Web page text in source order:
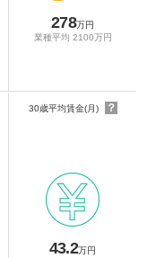
278万円
業種平均 2100万円
30歳平均賃金(月) ？
43.2万円